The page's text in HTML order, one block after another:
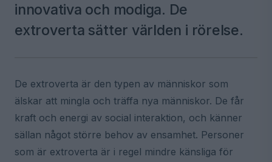
innovativa och modiga. De
extroverta sätter världen i rörelse.
De extroverta är den typen av människor som
älskar att mingla och träffa nya människor. De får
kraft och energi av social interaktion, och känner
sällan något större behov av ensamhet. Personer
som är extroverta är i regel mindre känsliga för